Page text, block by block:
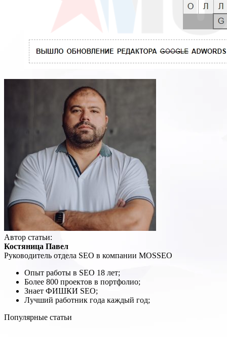
Автор статьи:
Костяница Павел
Руководитель отдела SEO в компании MOSSEO
Опыт работы в SEO 18 лет;
Более 800 проектов в портфолио;
Знает ФИШКИ SEO;
Лучший работник года каждый год;
Популярные статьи